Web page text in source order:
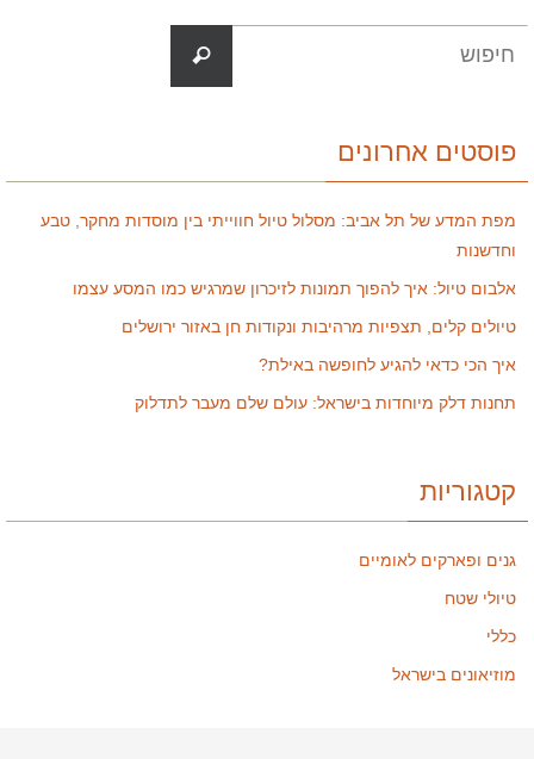
פוסטים אחרונים
מפת המדע של תל אביב: מסלול טיול חווייתי בין מוסדות מחקר, טבע
וחדשנות
אלבום טיול: איך להפוך תמונות לזיכרון שמרגיש כמו המסע עצמו
טיולים קלים, תצפיות מרהיבות ונקודות חן באזור ירושלים
איך הכי כדאי להגיע לחופשה באילת?
תחנות דלק מיוחדות בישראל: עולם שלם מעבר לתדלוק
קטגוריות
גנים ופארקים לאומיים
טיולי שטח
כללי
מוזיאונים בישראל